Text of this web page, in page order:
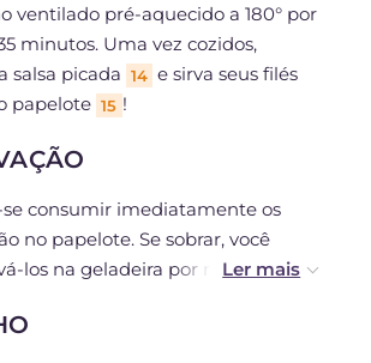
ventilado pré-aquecido a 180° por
minutos. Uma vez cozidos,
salsa picada 14 e sirva seus filés
papelote 15 !
consumir imediatamente os
no papelote. Se sobrar, você
los na geladeira por no máximo